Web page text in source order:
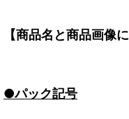
【商品名と商品画像
●パック記号